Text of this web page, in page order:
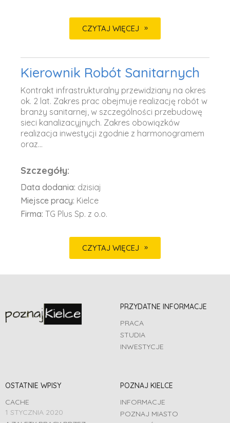
CZYTAJ WIĘCEJ
Kierownik Robót Sanitarnych
Kontrakt infrastrukturalny przewidziany na okres
ok. 2 lat. Zakres prac obejmuje realizację robót w
branży sanitarnej, w szczególności przebudowę
sieci kanalizacyjnych. Zakres obowiązków
realizacja inwestycji zgodnie z harmonogramem
oraz...
Szczegóły:
Data dodania: dzisiaj
Miejsce pracy: Kielce
Firma: TG Plus Sp. z o.o.
CZYTAJ WIĘCEJ
PRZYDATNE INFORMACJE
PRACA
STUDIA
INWESTYCJE
OSTATNIE WPISY
CACHE
1 STYCZNIA 2020
POZNAJ KIELCE
INFORMACJE
POZNAJ MIASTO